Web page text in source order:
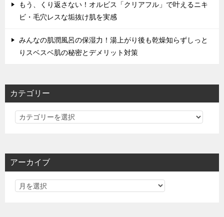
もう、くり返さない！オルビス「クリアフル」で叶えるニキ
ビ・毛穴レスな垢抜け肌を実感
みんなの肌潤風呂の保湿力！湯上がり後も乾燥知らずしっと
りスベスベ肌の秘密とデメリット対策
カテゴリー
カ
リ
アーカイブ